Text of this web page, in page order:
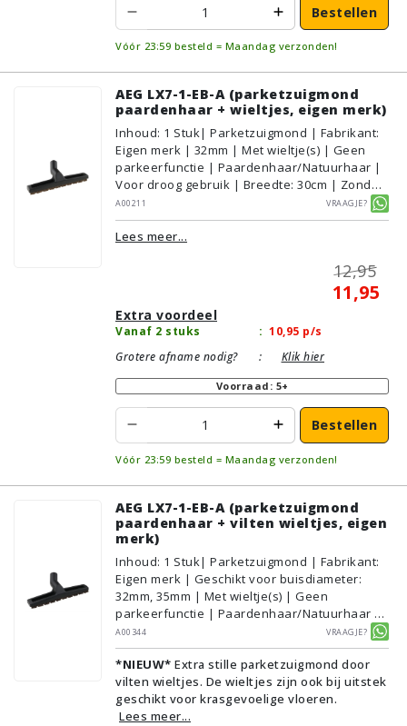
Bestellen
Vóór 23:59 besteld = Maandag verzonden!
AEG LX7-1-EB-A (parketzuigmond
paardenhaar + wieltjes, eigen merk)
Inhoud: 1 Stuk| Parketzuigmond | Fabrikant:
Eigen merk | 32mm | Met wieltje(s) | Geen
parkeerfunctie | Paardenhaar/Natuurhaar |
Voor droog gebruik | Breedte: 30cm | Zonder
verlichting | Zonder kliksysteem | Zwart |
Alternatief | Geschikt voor vloertype:
Plavuizen/Tegels, Parket/Laminaat, PVC/Vinyl
A00211 Vraagje?
Lees meer...
12,95
11,95
Extra voordeel
Vanaf 2 stuks : 10,95 p/s
Grotere afname nodig?
: Klik hier
Voorraad: 5+
Bestellen
Vóór 23:59 besteld = Maandag verzonden!
AEG LX7-1-EB-A (parketzuigmond
paardenhaar + vilten wieltjes, eigen
merk)
Inhoud: 1 Stuk| Parketzuigmond | Fabrikant:
Eigen merk | Geschikt voor buisdiameter:
32mm, 35mm | Met wieltje(s) | Geen
parkeerfunctie | Paardenhaar/Natuurhaar |
Voor droog gebruik | Breedte: 30cm | Zonder
verlichting | Zonder kliksysteem | Zwart |
Alternatief | Geschikt voor vloertype:
Plavuizen/Tegels, Parket/Laminaat, PVC/Vinyl
A00344 Vraagje?
*NIEUW* Extra stille parketzuigmond door
vilten wieltjes. De wieltjes zijn ook bij uitstek
geschikt voor krasgevoelige vloeren.
Lees meer...